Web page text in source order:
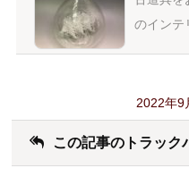
のインテ
2022年9
この記事のトラック